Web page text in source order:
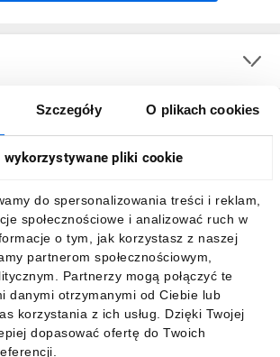
Szczegóły O plikach cookies
wykorzystywane pliki cookie
do spersonalizowania treści i reklam,
społecznościowe i analizować ruch w
o tym, jak korzystasz z naszej
partnerom społecznościowym,
Partnerzy mogą połączyć te
danymi otrzymanymi od Ciebie lub
korzystania z ich usług. Dzięki Twojej
dopasować ofertę do Twoich
naszą aplikację mobilną: